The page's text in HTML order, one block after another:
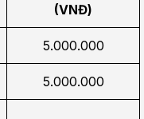
(VNĐ)
5.000.000
5.000.000